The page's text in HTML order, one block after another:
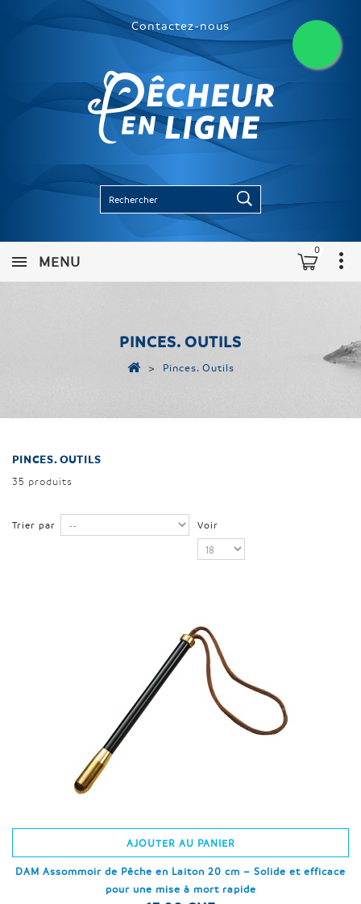
Contactez-nous
0
MENU
PINCES. OUTILS
> Pinces. Outils
PINCES. OUTILS
35 produits
Trier par Voir
AJOUTER AU PANIER
DAM Assommoir de Pêche en Laiton 20 cm – Solide et efficace
pour une mise à mort rapide